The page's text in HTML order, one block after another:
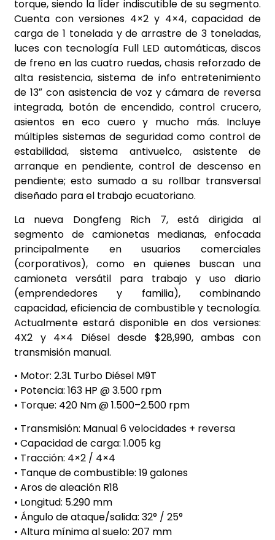
torque, siendo la líder indiscutible de su segmento.
Cuenta con versiones 4×2 y 4×4, capacidad de
carga de 1 tonelada y de arrastre de 3 toneladas,
luces con tecnología Full LED automáticas, discos
de freno en las cuatro ruedas, chasis reforzado de
alta resistencia, sistema de info entretenimiento
de 13″ con asistencia de voz y cámara de reversa
integrada, botón de encendido, control crucero,
asientos en eco cuero y mucho más. Incluye
múltiples sistemas de seguridad como control de
estabilidad, sistema antivuelco, asistente de
arranque en pendiente, control de descenso en
pendiente; esto sumado a su rollbar transversal
diseñado para el trabajo ecuatoriano.
La nueva Dongfeng Rich 7, está dirigida al
segmento de camionetas medianas, enfocada
principalmente en usuarios comerciales
(corporativos), como en quienes buscan una
camioneta versátil para trabajo y uso diario
(emprendedores y familia), combinando
capacidad, eficiencia de combustible y tecnología.
Actualmente estará disponible en dos versiones:
4X2 y 4×4 Diésel desde $28,990, ambas con
transmisión manual.
• Motor: 2.3L Turbo Diésel M9T
• Potencia: 163 HP @ 3.500 rpm
• Torque: 420 Nm @ 1.500–2.500 rpm
• Transmisión: Manual 6 velocidades + reversa
• Capacidad de carga: 1.005 kg
• Tracción: 4×2 / 4×4
• Tanque de combustible: 19 galones
• Aros de aleación R18
• Longitud: 5.290 mm
• Ángulo de ataque/salida: 32° / 25°
• Altura mínima al suelo: 207 mm